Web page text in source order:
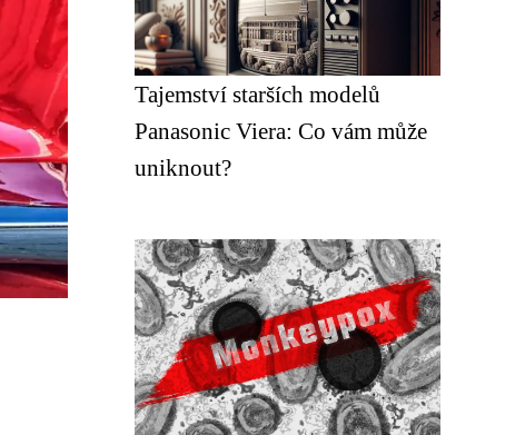
Tajemství starších modelů
Panasonic Viera: Co vám může
uniknout?